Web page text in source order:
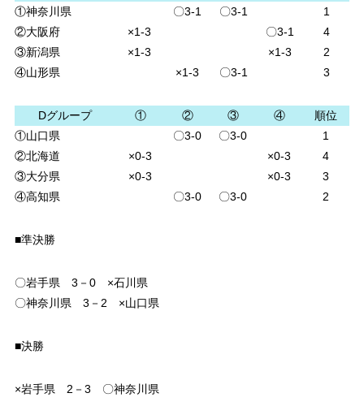
①神奈川県
〇3-1 〇3-1
1
②大阪府
×1-3 〇3-1
4
③新潟県
×1-3 ×1-3
2
④山形県
×1-3 〇3-1 3
Dグループ ① ② ③ ④
順位
①山口県
〇3-0 〇3-0
1
②北海道
×0-3 ×0-3
4
③大分県
×0-3 ×0-3
3
④高知県
〇3-0 〇3-0 2
■準決勝
〇岩手県 3－0 ×石川県
〇神奈川県 3－2 ×山口県
■決勝
×岩手県 2－3 〇神奈川県